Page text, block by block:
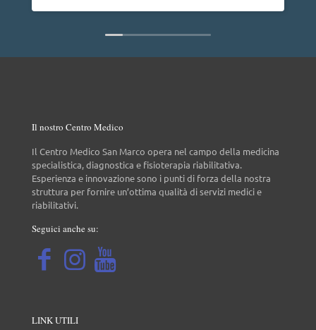
Il nostro Centro Medico
Il Centro Medico San Marco opera nel campo della medicina
specialistica, diagnostica e fisioterapia riabilitativa.
Esperienza e innovazione sono i punti di forza della nostra
struttura per fornire un’ottima qualità di servizi medici e
riabilitativi.
Seguici anche su:
LINK UTILI